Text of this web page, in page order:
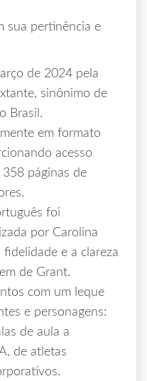
sua pertinência e
de 2024 pela
sinônimo de
Brasil.
em formato
acesso
páginas de
foi
por Carolina
e a clareza
de Grant.
com um leque
e personagens:
de aula a
de atletas